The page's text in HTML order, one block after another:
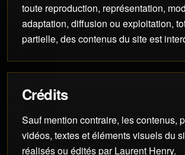
toute reproduction, représentation,
adaptation, diffusion ou exploitation,
partielle, des contenus du site est
Crédits
Sauf mention contraire, les contenus,
vidéos, textes et éléments visuels du
réalisés ou édités par Laurent Henry.